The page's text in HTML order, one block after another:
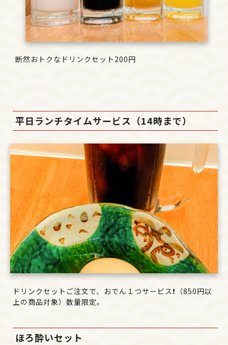
断然おトクなドリンクセット200円
平日ランチタイムサービス（14時まで）
ドリンクセットご注文で、おでん１つサービス❗（850円以
上の商品対象）数量限定。
ほろ酔いセット